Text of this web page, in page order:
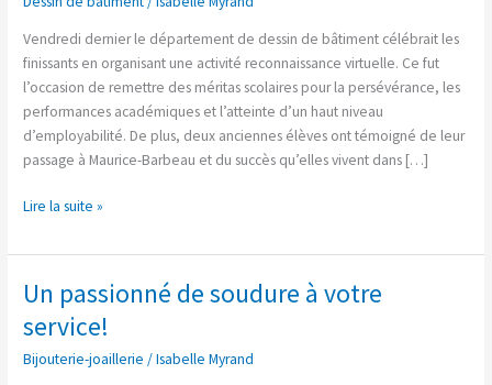
Vendredi dernier le département de dessin de bâtiment célébrait les
finissants en organisant une activité reconnaissance virtuelle. Ce fut
l’occasion de remettre des méritas scolaires pour la persévérance, les
performances académiques et l’atteinte d’un haut niveau
d’employabilité. De plus, deux anciennes élèves ont témoigné de leur
passage à Maurice-Barbeau et du succès qu’elles vivent dans […]
Lire la suite »
Un passionné de soudure à votre
service!
Bijouterie-joaillerie /Isabelle Myrand
Un
passionné
de
soudure